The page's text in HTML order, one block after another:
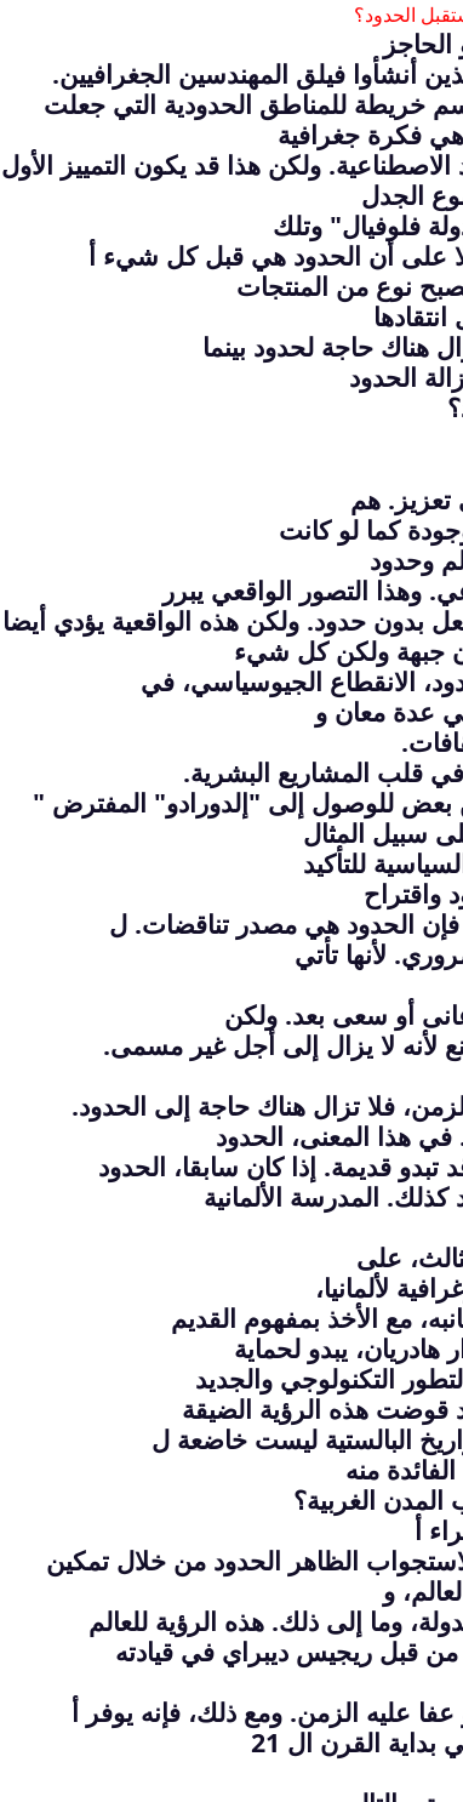
الحدود؟
أنشأوا فيلق المهندسين الجغرافيين.
خريطة للمناطق الحدودية التي جعلت
هي فكرة جغرافية
الاصطناعية. ولكن هذا قد يكون التمييز الأول
الجدل
فلوفيال" وتلك
على أن الحدود هي قبل كل شيء أ
نوع من المنتجات
هناك حاجة لحدود بينما
الحدود
هم
كما لو كانت
وحدود
التصور الواقعي يبرر
بدون حدود. ولكن هذه الواقعية يؤدي
جبهة ولكن كل شيء
الانقطاع الجيوسياسي، في
عدة معان و
قلب المشاريع البشرية.
بعض للوصول إلى "إلدورادو" المفترض "
سبيل المثال
للتأكيد
واقتراح
فإن الحدود هي مصدر تناقضات. ل
لأنها تأتي
أو سعى بعد. ولكن
لأنه لا يزال إلى أجل غير مسمى.
فلا تزال هناك حاجة إلى الحدود.
هذا المعنى، الحدود
قديمة. إذا كان سابقا، الحدود
المدرسة الألمانية
على
لألمانيا،
مع الأخذ بمفهوم القديم
يبدو لحماية
التكنولوجي والجديد
هذه الرؤية الضيقة
البالستية ليست خاضعة ل
منه
الغربية؟
أ
الظاهر الحدود من خلال تمكين
و
وما إلى ذلك. هذه الرؤية للعالم
قبل ريجيس ديبراي في قيادته
عليه الزمن. ومع ذلك، فإنه يوفر أ
القرن ال 21